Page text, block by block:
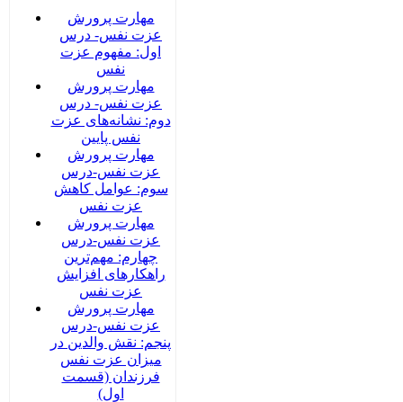
مهارت پرورش
عزت نفس- درس
اول: مفهوم عزت
نفس
مهارت پرورش
عزت نفس- درس
دوم: نشانه‌های عزت
نفس پایین
مهارت پرورش
عزت نفس-درس
سوم: عوامل کاهش
عزت نفس
مهارت پرورش
عزت نفس-درس
چهارم: مهم‌ترین
راهکارهای افزایش
عزت نفس
مهارت پرورش
عزت نفس-درس
پنجم: نقش والدین در
میزان عزت نفس
فرزندان (قسمت
اول)